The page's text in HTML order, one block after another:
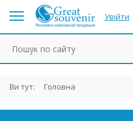
Увійти
Ви тут: Головна